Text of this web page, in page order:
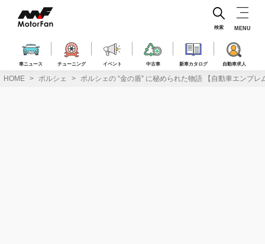
ス
車ニュース チューニング イベント 中古車 新車カタログ 自動車求人
検索 MENU
HOME ポルシェ ポルシェの “金の盾” に秘められた物語 【自動車エンブ